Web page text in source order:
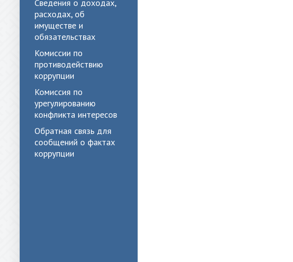
Сведения о доходах,
расходах, об
имуществе и
обязательствах
Комиссии по
противодействию
коррупции
Комиссия по
урегулированию
конфликта интересов
Обратная связь для
сообщений о фактах
коррупции